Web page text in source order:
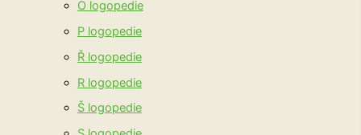
O logopedie
P logopedie
Ř logopedie
R logopedie
Š logopedie